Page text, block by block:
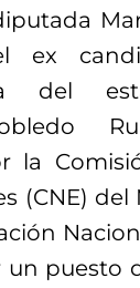
ex
del
la
(CNE)
un puesto